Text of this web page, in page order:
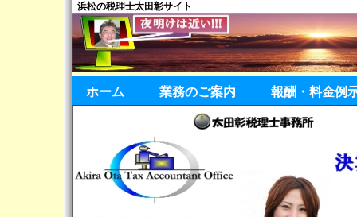
浜松の税理士太田彰サイト
ホーム 業務のご案内 報酬・料金例